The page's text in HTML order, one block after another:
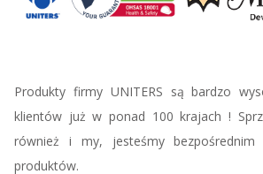
Produkty firmy UNITERS są bardzo
klientów już w ponad 100 krajach !
również i my, jesteśmy bezpośrednim
produktów.